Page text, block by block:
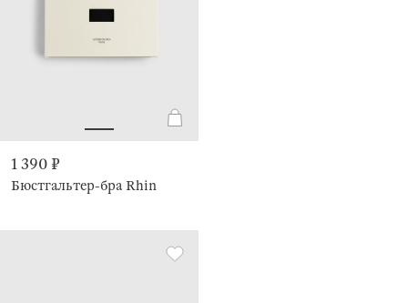
1 390 ₽
Бюстгальтер-бра Rhin